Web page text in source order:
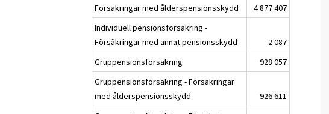
Försäkringar med ålderspensionsskydd
4 877 407
Individuell pensionsförsäkring -
Försäkringar med annat pensionsskydd
2 087
Gruppensionsförsäkring
928 057
Gruppensionsförsäkring - Försäkringar
med ålderspensionsskydd
926 611